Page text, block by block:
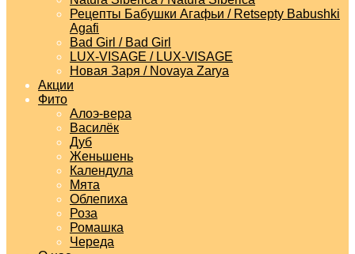
Рецепты Бабушки Агафьи / Retsepty Babushki
Agafi
Bad Girl / Bad Girl
LUX-VISAGE / LUX-VISAGE
Новая Заря / Novaya Zarya
Акции
Фито
Алоэ-вера
Василёк
Дуб
Женьшень
Календула
Мята
Облепиха
Роза
Ромашка
Череда